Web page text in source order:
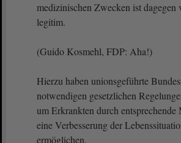
medizinischen Zwecken ist dagegen
legitim.
(Guido Kosmehl, FDP: Aha!)
Hierzu haben unionsgeführte
notwendigen gesetzlichen
um Erkrankten durch entsprechende
eine Verbesserung der
ermöglichen.